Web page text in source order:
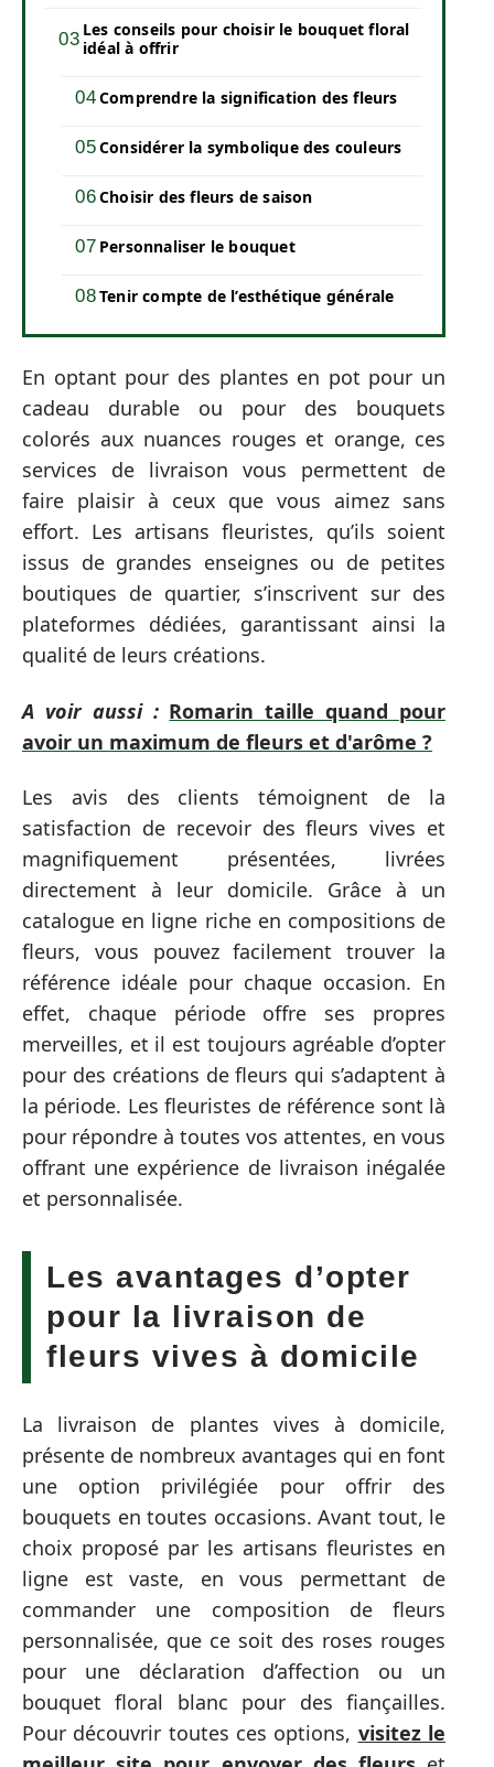
Les conseils pour choisir le bouquet floral
idéal à offrir
Comprendre la signification des fleurs
Considérer la symbolique des couleurs
Choisir des fleurs de saison
Personnaliser le bouquet
Tenir compte de l’esthétique générale
En optant pour des plantes en pot pour un
cadeau durable ou pour des bouquets
colorés aux nuances rouges et orange, ces
services de livraison vous permettent de
faire plaisir à ceux que vous aimez sans
effort. Les artisans fleuristes, qu’ils soient
issus de grandes enseignes ou de petites
boutiques de quartier, s’inscrivent sur des
plateformes dédiées, garantissant ainsi la
qualité de leurs créations.
A voir aussi : Romarin taille quand pour
avoir un maximum de fleurs et d'arôme ?
Les avis des clients témoignent de la
satisfaction de recevoir des fleurs vives et
magnifiquement présentées, livrées
directement à leur domicile. Grâce à un
catalogue en ligne riche en compositions de
fleurs, vous pouvez facilement trouver la
référence idéale pour chaque occasion. En
effet, chaque période offre ses propres
merveilles, et il est toujours agréable d’opter
pour des créations de fleurs qui s’adaptent à
la période. Les fleuristes de référence sont là
pour répondre à toutes vos attentes, en vous
offrant une expérience de livraison inégalée
et personnalisée.
Les avantages d’opter
pour la livraison de
fleurs vives à domicile
La livraison de plantes vives à domicile,
présente de nombreux avantages qui en font
une option privilégiée pour offrir des
bouquets en toutes occasions. Avant tout, le
choix proposé par les artisans fleuristes en
ligne est vaste, en vous permettant de
commander une composition de fleurs
personnalisée, que ce soit des roses rouges
pour une déclaration d’affection ou un
bouquet floral blanc pour des fiançailles.
Pour découvrir toutes ces options, visitez le